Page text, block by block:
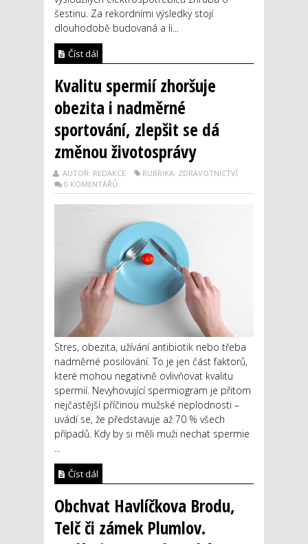
šestinu. Za rekordními výsledky stojí
dlouhodobě budovaná a li...
Číst dál
Kvalitu spermií zhoršuje
obezita i nadměrné
sportování, zlepšit se dá
změnou životosprávy
AUTOR: REDAKCE
RUBRIKA: ZDRAVOTNICTVÍ
0 KOMENTÁŘŮ
Stres, obezita, užívání antibiotik nebo třeba
nadměrné posilování. To je jen část faktorů,
které mohou negativně ovlivňovat kvalitu
spermií. Nevyhovující spermiogram je přitom
nejčastější příčinou mužské neplodnosti –
uvádí se, že představuje až 70 % všech
případů. Kdy by si měli muži nechat spermie
...
Číst dál
Obchvat Havlíčkova Brodu,
Telč či zámek Plumlov.